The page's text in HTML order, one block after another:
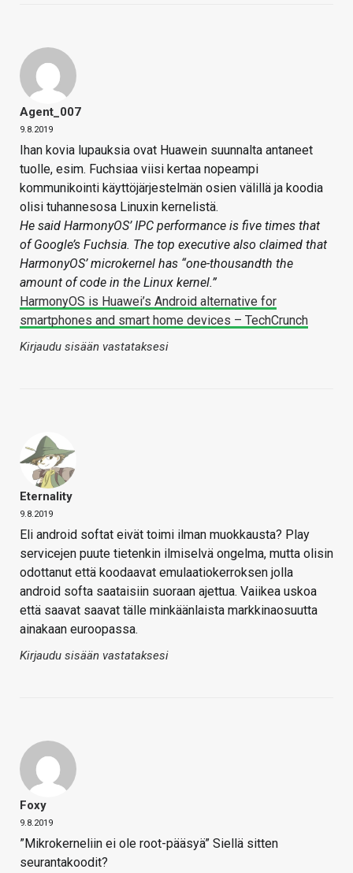
Agent_007
9.8.2019
Ihan kovia lupauksia ovat Huawein suunnalta antaneet
tuolle, esim. Fuchsiaa viisi kertaa nopeampi
kommunikointi käyttöjärjestelmän osien välillä ja koodia
olisi tuhannesosa Linuxin kernelistä.
He said HarmonyOS’ IPC performance is five times that
of Google’s Fuchsia. The top executive also claimed that
HarmonyOS’ microkernel has “one-thousandth the
amount of code in the Linux kernel.”
HarmonyOS is Huawei’s Android alternative for
smartphones and smart home devices – TechCrunch
Kirjaudu sisään vastataksesi
Eternality
9.8.2019
Eli android softat eivät toimi ilman muokkausta? Play
servicejen puute tietenkin ilmiselvä ongelma, mutta olisin
odottanut että koodaavat emulaatiokerroksen jolla
android softa saataisiin suoraan ajettua. Vaiikea uskoa
että saavat saavat tälle minkäänlaista markkinaosuutta
ainakaan euroopassa.
Kirjaudu sisään vastataksesi
Foxy
9.8.2019
”Mikrokerneliin ei ole root-pääsyä” Siellä sitten
seurantakoodit?